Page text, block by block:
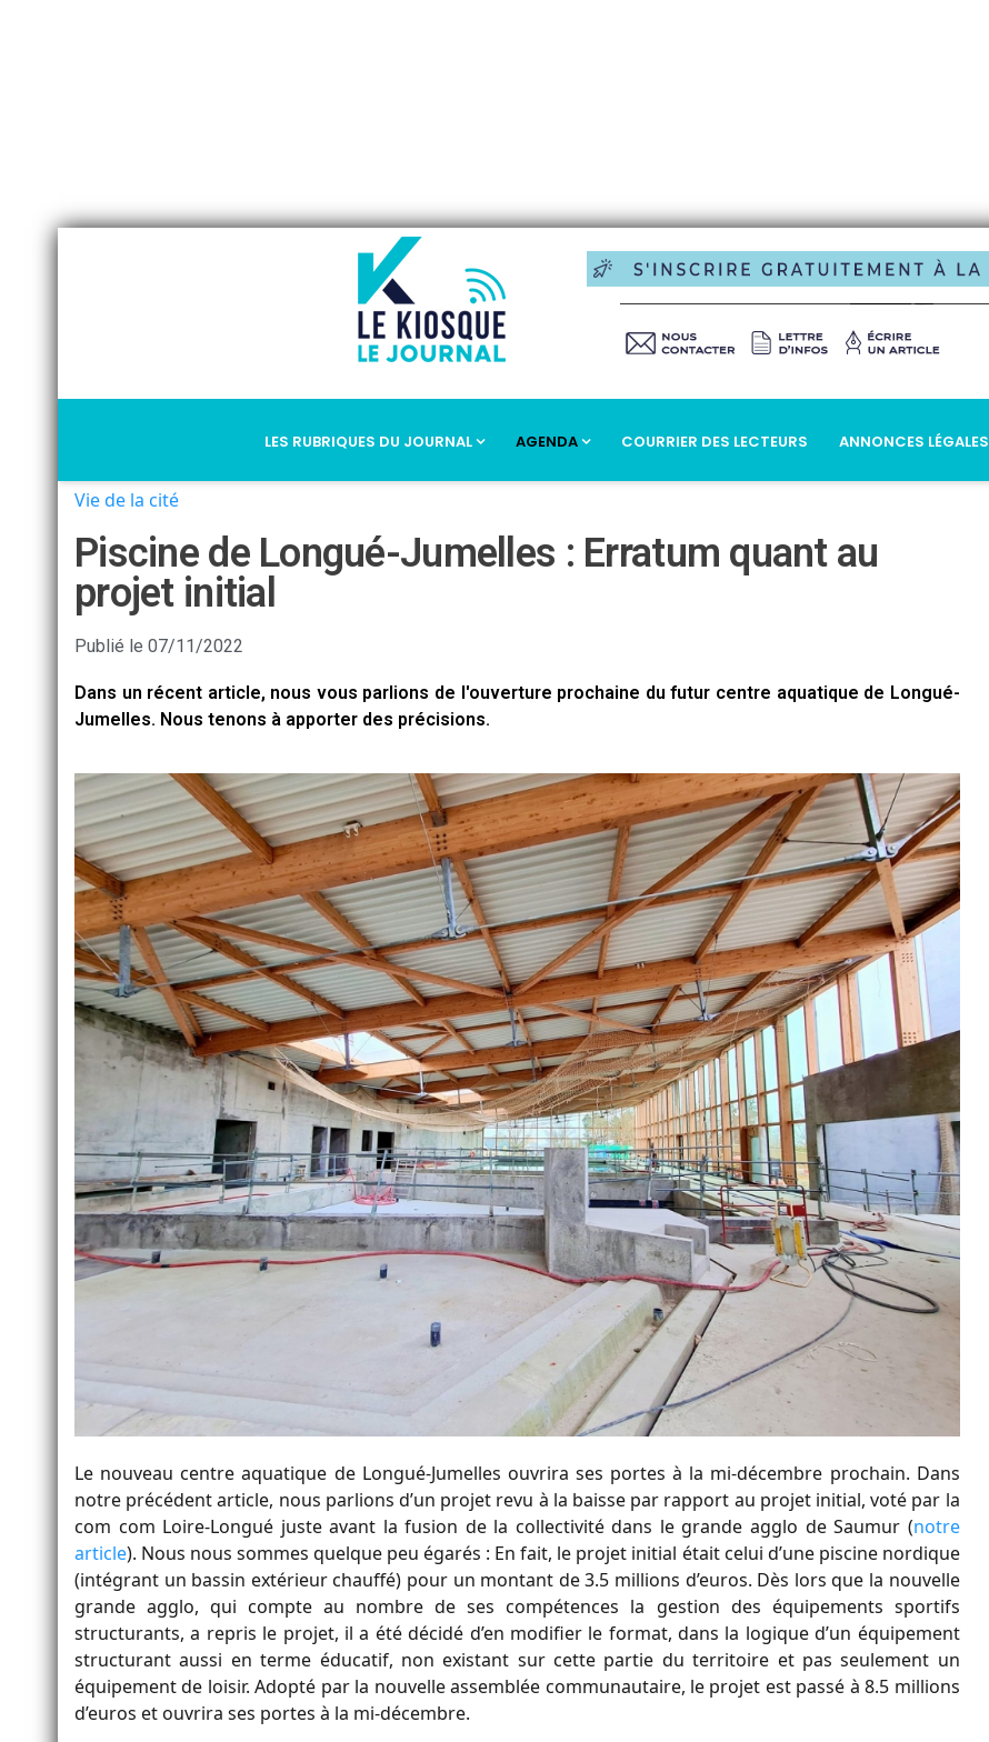
LES RUBRIQUES DU JOURNAL AGENDA COURRIER DES LECTEURS ANNONCES LÉGALES
Vie de la cité
Piscine de Longué-Jumelles : Erratum quant au
projet initial
Publié le 07/11/2022
Dans un récent article, nous vous parlions de l'ouverture prochaine du futur centre aquatique de Longué-
Jumelles. Nous tenons à apporter des précisions.
Le nouveau centre aquatique de Longué-Jumelles ouvrira ses portes à la mi-décembre prochain. Dans
notre précédent article, nous parlions d’un projet revu à la baisse par rapport au projet initial, voté par la
com com Loire-Longué juste avant la fusion de la collectivité dans le grande agglo de Saumur (notre
article). Nous nous sommes quelque peu égarés : En fait, le projet initial était celui d’une piscine nordique
(intégrant un bassin extérieur chauffé) pour un montant de 3.5 millions d’euros. Dès lors que la nouvelle
grande agglo, qui compte au nombre de ses compétences la gestion des équipements sportifs
structurants, a repris le projet, il a été décidé d’en modifier le format, dans la logique d’un équipement
structurant aussi en terme éducatif, non existant sur cette partie du territoire et pas seulement un
équipement de loisir. Adopté par la nouvelle assemblée communautaire, le projet est passé à 8.5 millions
d’euros et ouvrira ses portes à la mi-décembre.